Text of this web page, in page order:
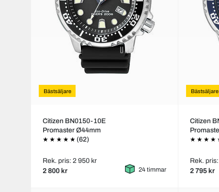
Bästsäljare
Citizen BN0150-10E
Promaster Ø44mm
(62)
Rek. pris: 2 950 kr
2 800 kr 24 timmar
Bästsäljare
Citizen
Rek.
2 795 kr